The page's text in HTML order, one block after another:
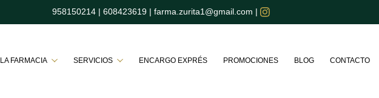
958150214| 608423619| farma.zurita1@gmail.com |
LA FARMACIA SERVICIOS ENCARGO EXPRÉS PROMOCIONES BLOG CONTACTO
Buscar